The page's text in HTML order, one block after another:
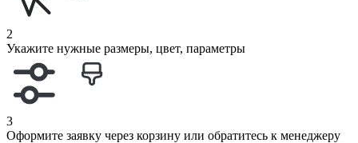
2
Укажите нужные размеры, цвет, параметры
3
Оформите заявку через корзину или обратитесь к менеджеру